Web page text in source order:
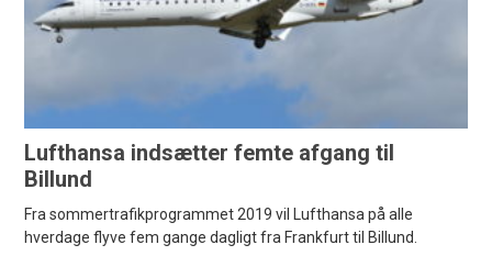
Lufthansa indsætter femte afgang til
Billund
Fra sommertrafikprogrammet 2019 vil Lufthansa på alle
hverdage flyve fem gange dagligt fra Frankfurt til Billund.